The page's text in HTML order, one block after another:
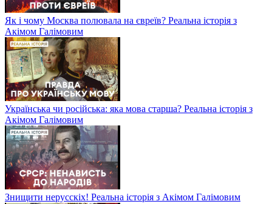
Як і чому Москва полювала на євреїв? Реальна історія з
Акімом Галімовим
Українська чи російська: яка мова старша? Реальна історія з
Акімом Галімовим
Знищити нерусскіх! Реальна історія з Акімом Галімовим